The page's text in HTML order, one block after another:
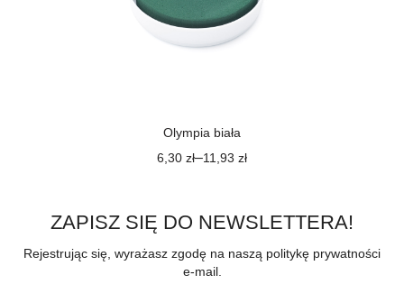
Olympia biała
6,30 zł–11,93 zł
ZAPISZ SIĘ DO NEWSLETTERA!
Rejestrując się, wyrażasz zgodę na naszą politykę prywatności
e-mail.